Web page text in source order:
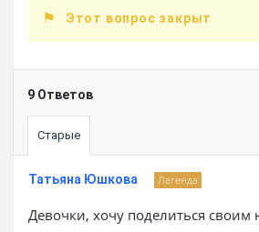
Этот вопрос закрыт
9 Ответов
Старые
Татьяна Юшкова Легенда
Девочки, хочу поделиться своим